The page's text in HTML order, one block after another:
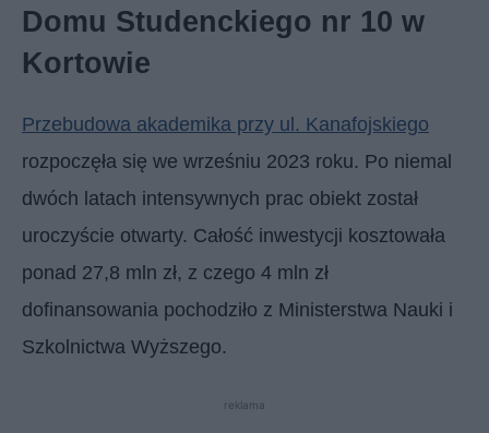
Domu Studenckiego nr 10 w
Kortowie
Przebudowa akademika przy ul. Kanafojskiego
rozpoczęła się we wrześniu 2023 roku. Po niemal
dwóch latach intensywnych prac obiekt został
uroczyście otwarty. Całość inwestycji kosztowała
ponad 27,8 mln zł, z czego 4 mln zł
dofinansowania pochodziło z Ministerstwa Nauki i
Szkolnictwa Wyższego.
reklama